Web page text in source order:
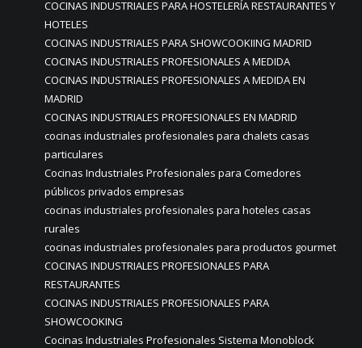
COCINAS INDUSTRIALES PARA HOSTELERÍA RESTAURANTES Y
HOTELES
COCINAS INDUSTRIALES PARA SHOWCOOKIING MADRID
COCINAS INDUSTRIALES PROFESIONALES A MEDIDA
COCINAS INDUSTRIALES PROFESIONALES A MEDIDA EN
MADRID
COCINAS INDUSTRIALES PROFESIONALES EN MADRID
cocinas industriales profesionales para chalets casas
particulares
Cocinas Industriales Profesionales para Comedores
públicos privados empresas
cocinas industriales profesionales para hoteles casas
rurales
cocinas industriales profesionales para productos gourmet
COCINAS INDUSTRIALES PROFESIONALES PARA
RESTAURANTES
COCINAS INDUSTRIALES PROFESIONALES PARA
SHOWCOOKING
Cocinas Industriales Profesionales Sistema Monoblock